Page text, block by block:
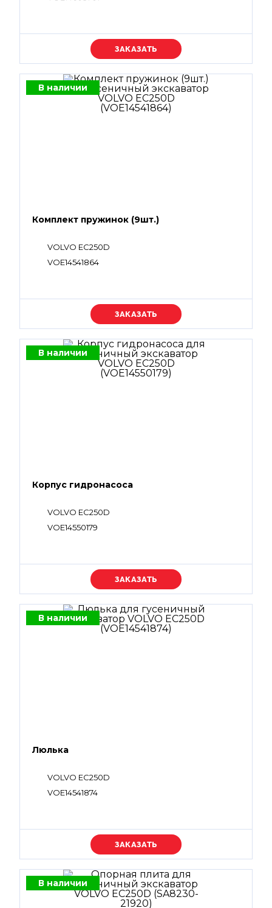
Уточняйте цену
В наличии
Комплект пружинок (9шт.)
VOLVO EC250D
VOE14541864
Уточняйте цену
В наличии
Корпус гидронасоса
VOLVO EC250D
VOE14550179
Уточняйте цену
В наличии
Люлька
VOLVO EC250D
VOE14541874
Уточняйте цену
В наличии